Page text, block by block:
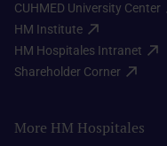
CUHMED University Center​
HM Institute​
HM Hospitales Intranet​
Shareholder Corner​
More HM Hospitales